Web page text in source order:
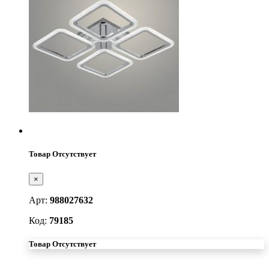
Товар Отсутствует
×
Арт: 988027632
Код: 79185
Товар Отсутствует